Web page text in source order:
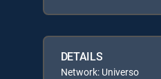
DETAILS
Network: Universo